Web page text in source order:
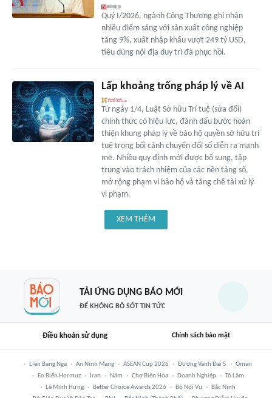
Quý I/2026, ngành Công Thương ghi nhận
nhiều điểm sáng với sản xuất công nghiệp
tăng 9%, xuất nhập khẩu vượt 249 tỷ USD,
tiêu dùng nội địa duy trì đà phục hồi.
Lấp khoảng trống pháp lý về AI
Từ ngày 1/4, Luật Sở hữu Trí tuệ (sửa đổi)
chính thức có hiệu lực, đánh dấu bước hoàn
thiện khung pháp lý về bảo hộ quyền sở hữu trí
tuệ trong bối cảnh chuyển đổi số diễn ra mạnh
mẽ. Nhiều quy định mới được bổ sung, tập
trung vào trách nhiệm của các nền tảng số,
mở rộng phạm vi bảo hộ và tăng chế tài xử lý
vi phạm.
XEM THÊM
TẢI ỨNG DỤNG BÁO MỚI
ĐỂ KHÔNG BỎ SÓT TIN TỨC
Điều khoản sử dụng Chính sách bảo mật
Liên Bang Nga An Ninh Mạng ASEAN Cup 2026 Đường Vành Đai 5
Oman
Eo Biển Hormuz
Iran Năm Chợ Biên Hòa Doanh Nghiệp
Tô Lâm
Lê Minh Hưng
Better Choice Awards 2026 Bộ Nội Vụ
Bắc Ninh